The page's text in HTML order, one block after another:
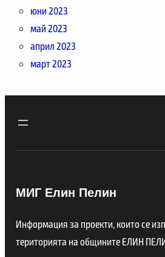
юни 2023
май 2023
април 2023
март 2023
МИГ Елин Пелин
Информация за проекти, които се
територията на общините ЕЛИН